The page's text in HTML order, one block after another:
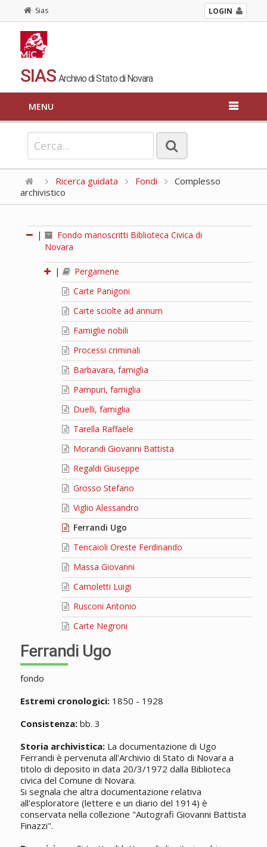
Sias LOGIN
SIAS Archivio di Stato di Novara
MENU
Ricerca guidata Fondi
Complesso
archivistico
|
Fondo manoscritti Biblioteca Civica di
Novara
|
Pergamene
Carte Panigoni
Carte sciolte ad annum
Famiglie nobili
Processi criminali
Barbavara, famiglia
Pampuri, famiglia
Duelli, famiglia
Tarella Raffaele
Morandi Giovanni Battista
Regaldi Giuseppe
Grosso Stefano
Viglio Alessandro
Ferrandi Ugo
Tencaioli Oreste Ferdinando
Massa Giovanni
Camoletti Luigi
Rusconi Antonio
Carte Negroni
Ferrandi Ugo
fondo
Estremi cronologici:1850 - 1928
Consistenza:bb. 3
Storia archivistica:La documentazione di Ugo
Ferrandi è pervenuta all'Archivio di Stato di Novara a
titolo di deposito in data 20/3/1972 dalla Biblioteca
civica del Comune di Novara.
Si segnala che altra documentazione relativa
all'esploratore (lettere e un diario del 1914) è
conservata nella collezione "Autografi Giovanni Battista
Finazzi".